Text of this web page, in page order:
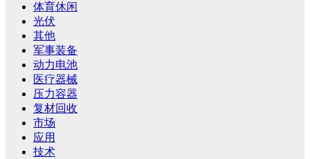
体育休闲
光伏
其他
军事装备
动力电池
医疗器械
压力容器
复材回收
市场
应用
技术